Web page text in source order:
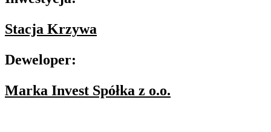
Stacja Krzywa
Deweloper:
Marka Invest Spółka z o.o.